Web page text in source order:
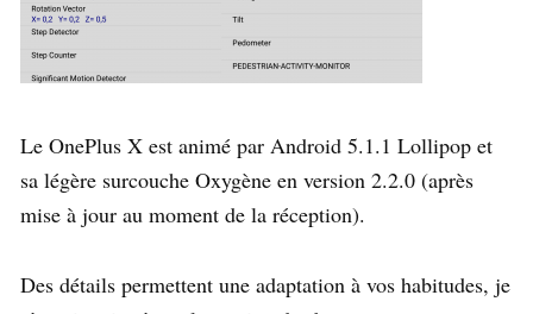
Le OnePlus X est animé par Android 5.1.1 Lollipop et
sa légère surcouche Oxygène en version 2.2.0 (après
mise à jour au moment de la réception).
Des détails permettent une adaptation à vos habitudes, je